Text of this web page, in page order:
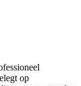
op